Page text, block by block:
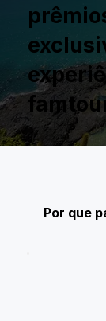
Por que